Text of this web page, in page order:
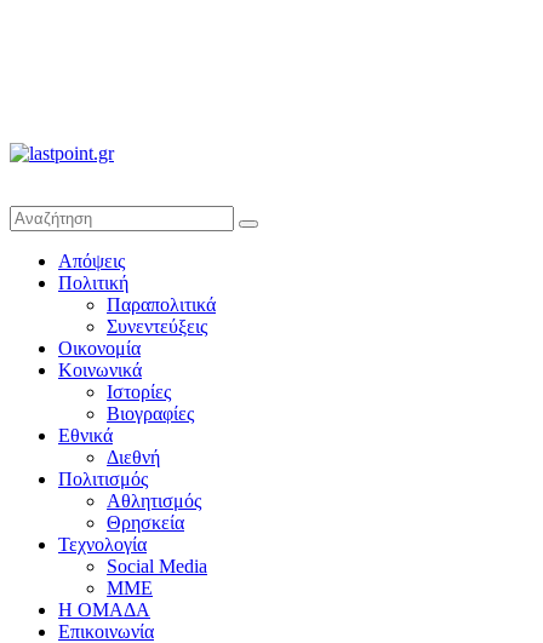
άποψη
μέχρι
Απόψεις
Πολιτική
Παραπολιτικά
Συνεντεύξεις
Οικονομία
Κοινωνικά
Ιστορίες
Βιογραφίες
Εθνικά
Διεθνή
Πολιτισμός
Αθλητισμός
Θρησκεία
Τεχνολογία
Social Media
ΜΜΕ
Η ΟΜΑΔΑ
Επικοινωνία